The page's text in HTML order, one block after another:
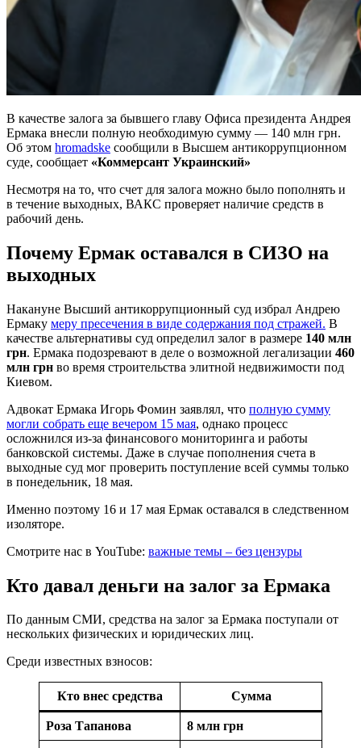
В качестве залога за бывшего главу Офиса президента Андрея
Ермака внесли полную необходимую сумму — 140 млн грн.
Об этом hromadske сообщили в Высшем антикоррупционном
суде, сообщает «Коммерсант Украинский»
Несмотря на то, что счет для залога можно было пополнять и
в течение выходных, ВАКС проверяет наличие средств в
рабочий день.
Почему Ермак оставался в СИЗО на
выходных
Накануне Высший антикоррупционный суд избрал Андрею
Ермаку меру пресечения в виде содержания под стражей. В
качестве альтернативы суд определил залог в размере 140 млн
грн. Ермака подозревают в деле о возможной легализации 460
млн грн во время строительства элитной недвижимости под
Киевом.
Адвокат Ермака Игорь Фомин заявлял, что полную сумму
могли собрать еще вечером 15 мая, однако процесс
осложнился из-за финансового мониторинга и работы
банковской системы. Даже в случае пополнения счета в
выходные суд мог проверить поступление всей суммы только
в понедельник, 18 мая.
Именно поэтому 16 и 17 мая Ермак оставался в следственном
изоляторе.
Смотрите нас в YouTube: важные темы – без цензуры
Кто давал деньги на залог за Ермака
По данным СМИ, средства на залог за Ермака поступали от
нескольких физических и юридических лиц.
Среди известных взносов:
Кто внес средства Сумма
Роза Тапанова 8 млн грн